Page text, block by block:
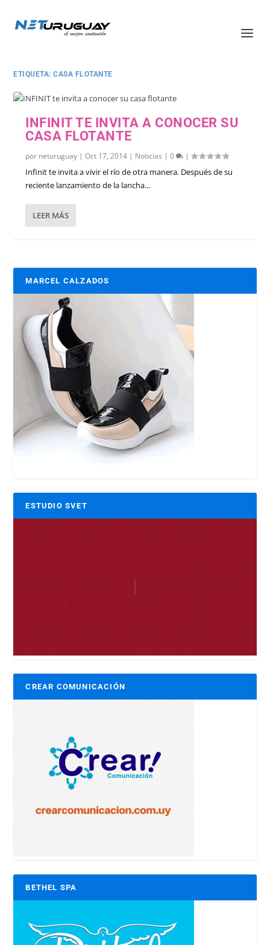
ETIQUETA:CASA FLOTANTE
INFINIT TE INVITA A CONOCER SU
CASA FLOTANTE
por neturuguay |Oct 17, 2014 | Noticias |0 |
Infinit te invita a vivir el río de otra manera. Después de su
reciente lanzamiento de la lancha...
LEER MÁS
MARCEL CALZADOS
ESTUDIO SVET
CREAR COMUNICACIÓN
BETHEL SPA